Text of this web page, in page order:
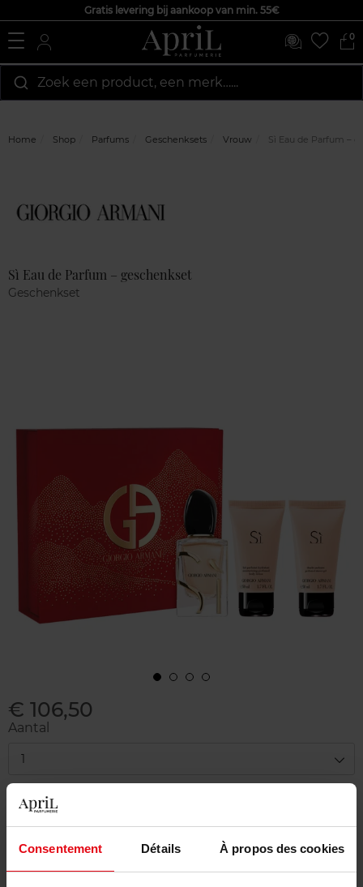
Consentement Détails À propos des cookies
Gratis levering bij aankoop van min. 55€
0
Zoek een product, een merk…...
Home Shop Parfums Geschenksets Vrouw Sì Eau de Parfum –
Sì Eau de Parfum – geschenkset
Geschenkset
€ 106,50
Aantal
1
Levering
Dit artikel is momenteel niet beschikbaar
Me verwittigen wanneer het weer beschikbaar
is.